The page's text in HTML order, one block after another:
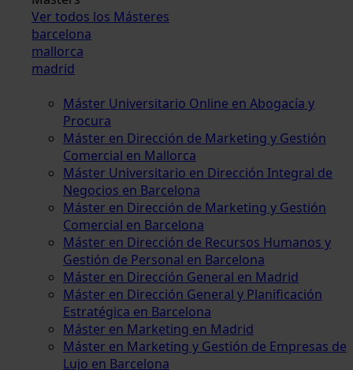
Ver todos los Másteres
barcelona
mallorca
madrid
Máster Universitario Online en Abogacía y
Procura
Máster en Dirección de Marketing y Gestión
Comercial en Mallorca
Máster Universitario en Dirección Integral de
Negocios en Barcelona
Máster en Dirección de Marketing y Gestión
Comercial en Barcelona
Máster en Dirección de Recursos Humanos y
Gestión de Personal en Barcelona
Máster en Dirección General en Madrid
Máster en Dirección General y Planificación
Estratégica en Barcelona
Máster en Marketing en Madrid
Máster en Marketing y Gestión de Empresas de
Lujo en Barcelona